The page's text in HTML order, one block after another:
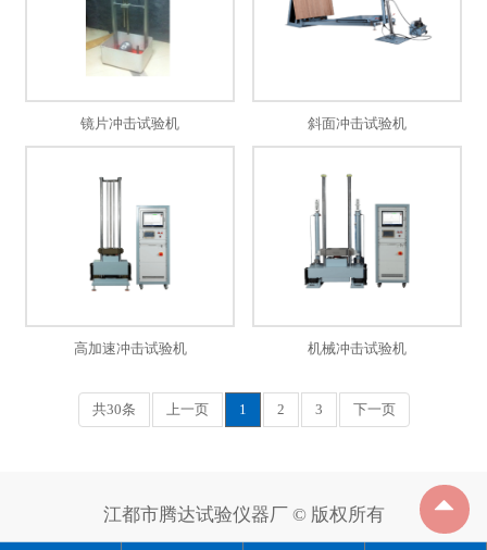
镜片冲击试验机 斜面冲击试验机
高加速冲击试验机 机械冲击试验机
共30条 上一页 1 2 3 下一页
江都市腾达试验仪器厂 © 版权所有